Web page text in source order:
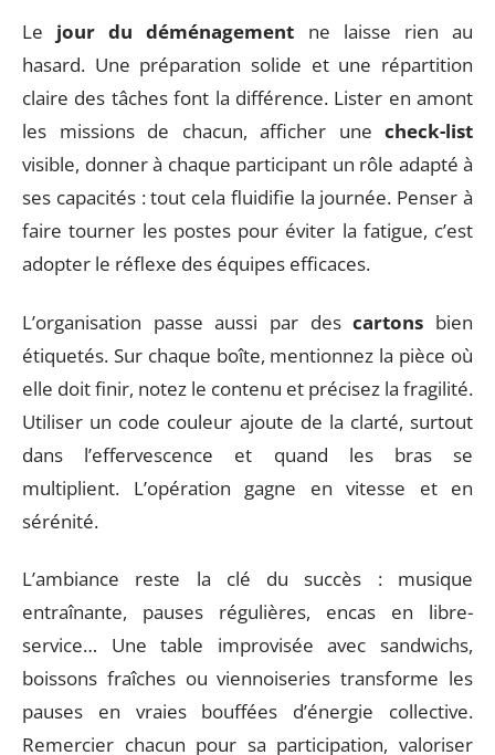
Le jour du déménagement ne laisse rien au
hasard. Une préparation solide et une répartition
claire des tâches font la différence. Lister en amont
les missions de chacun, afficher une check-list
visible, donner à chaque participant un rôle adapté à
ses capacités : tout cela fluidifie la journée. Penser à
faire tourner les postes pour éviter la fatigue, c’est
adopter le réflexe des équipes efficaces.
L’organisation passe aussi par descartons bien
étiquetés. Sur chaque boîte, mentionnez la pièce où
elle doit finir, notez le contenu et précisez la fragilité.
Utiliser un code couleur ajoute de la clarté, surtout
dans l’effervescence et quand les bras se
multiplient. L’opération gagne en vitesse et en
sérénité.
L’ambiance reste la clé du succès : musique
entraînante, pauses régulières, encas en libre-
service… Une table improvisée avec sandwichs,
boissons fraîches ou viennoiseries transforme les
pauses en vraies bouffées d’énergie collective.
Remercier chacun pour sa participation, valoriser